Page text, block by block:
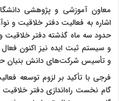
معاون آموزشی و پژوهشی
اشاره به فعالیت دفتر خلاقیت و
حدود سه ماه گذشته دفتر خلاقیت و
و سیستم ثبت ایده نیز اکنون
و تأسیس شرکت‌های دانش‌ بنیان
فرجی با تأکید بر لزوم توسعه
گام نخست راه‌اندازی دفتر